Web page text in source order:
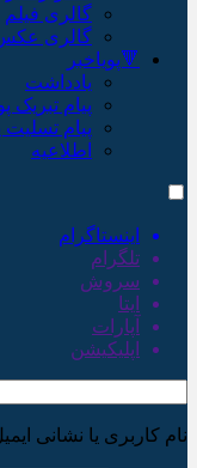
گالری فیلم
گالری
🔻پویاخبر
یادداشت
پیام تبریک
پیام تسلیت
اطلاعیه
اینستاگرام
تلگرام
سروش
ایتا
آپارات
اپلیکیشن
نام کاربری یا نشانی